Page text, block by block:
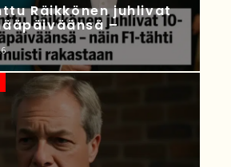
Räikkönen juhlivat
–